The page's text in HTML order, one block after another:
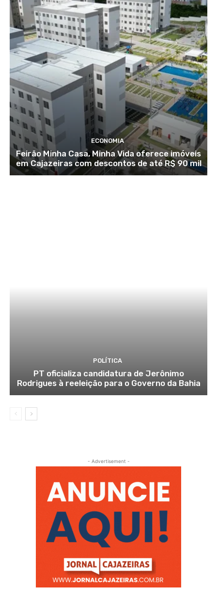
ECONOMIA
Feirão Minha Casa, Minha Vida oferece imóveis
em Cajazeiras com descontos de até R$ 90 mil
POLÍTICA
PT oficializa candidatura de Jerônimo
Rodrigues à reeleição para o Governo da Bahia
- Advertisement -